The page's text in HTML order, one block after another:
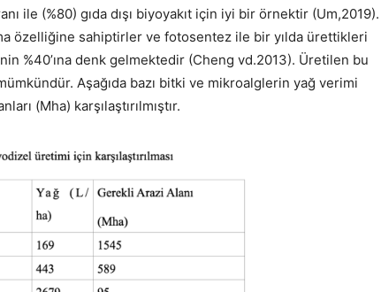
ile (%80) gıda dışı biyoyakıt için iyi bir örnektir (Um,2019).
özelliğine sahiptirler ve fotosentez ile bir yılda ürettikleri
%40’ına denk gelmektedir (Cheng vd.2013). Üretilen bu
Aşağıda bazı bitki ve mikroalglerin yağ verimi
(Mha) karşılaştırılmıştır.